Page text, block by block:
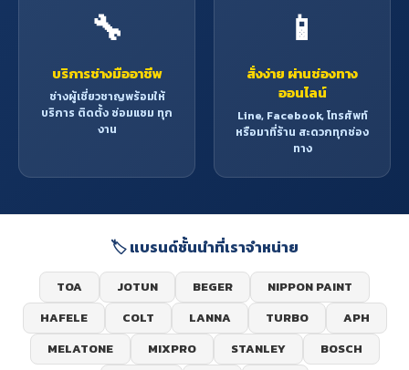
🔧
บริการช่างมืออาชีพ
ช่างผู้เชี่ยวชาญพร้อมให้
บริการ ติดตั้ง ซ่อมแซม ทุก
งาน
📱
สั่งง่าย ผ่านช่องทาง
ออนไลน์
Line, Facebook, โทรศัพท์
หรือมาที่ร้าน สะดวกทุกช่อง
ทาง
🏷️ แบรนด์ชั้นนำที่เราจำหน่าย
TOA JOTUN BEGER
NIPPON PAINT
HAFELE
COLT LANNA TURBO
APH
MELATONE
MIXPRO STANLEY BOSCH